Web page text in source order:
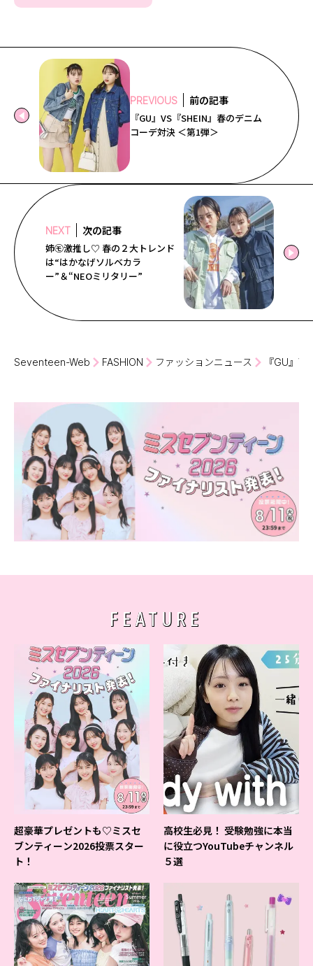
PREVIOUS 前の記事
『GU』VS『SHEIN』春のデニム
コーデ対決 ＜第1弾＞
NEXT 次の記事
姉㋲激推し♡ 春の２大トレンド
は“はかなげソルベカラ
ー”＆“NEOミリタリー”
Seventeen-Web FASHION ファッションニュース 『GU』
FEATURE
超豪華プレゼントも♡ミスセ
ブンティーン2026投票スター
ト！
高校生必見！ 受験勉強に本当
に役立つYouTubeチャンネル
５選